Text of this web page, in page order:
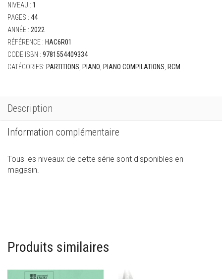
Level
1
NIVEAU : 1
PAGES : 44
ANNÉE : 2022
RÉFÉRENCE : HAC6R01
CODE ISBN : 9781554409334
CATÉGORIES: PARTITIONS PIANO PIANO COMPILATIONS RCM
Description
Information complémentaire
Tous les niveaux de cette série sont disponibles en
magasin.
Produits similaires